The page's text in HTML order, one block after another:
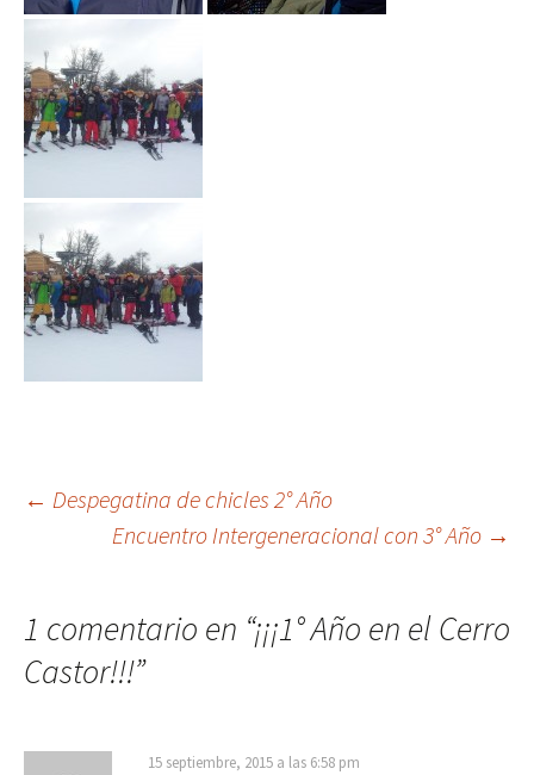
Navegación
de
entradas
← Despegatina de chicles 2° Año
Encuentro Intergeneracional con 3° Año →
1 comentario en “¡¡¡1° Año en el Cerro
Castor!!!”
15 septiembre, 2015 a las 6:58 pm